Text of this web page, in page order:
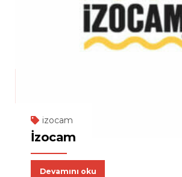
izocam
İzocam
Devamını oku